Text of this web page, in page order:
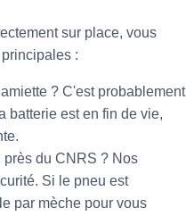
sur place, vous
:
? C'est probablement
batterie est en fin de vie,
du CNRS ? Nos
Si le pneu est
par mèche pour vous